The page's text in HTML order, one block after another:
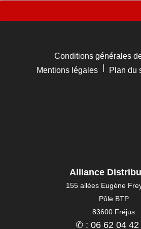
Conditions générales
Mentions légales
Plan du
Alliance
155 allées Eugène
Pôle BTP
83600 Fréjus
✆ : 06 62 04 42